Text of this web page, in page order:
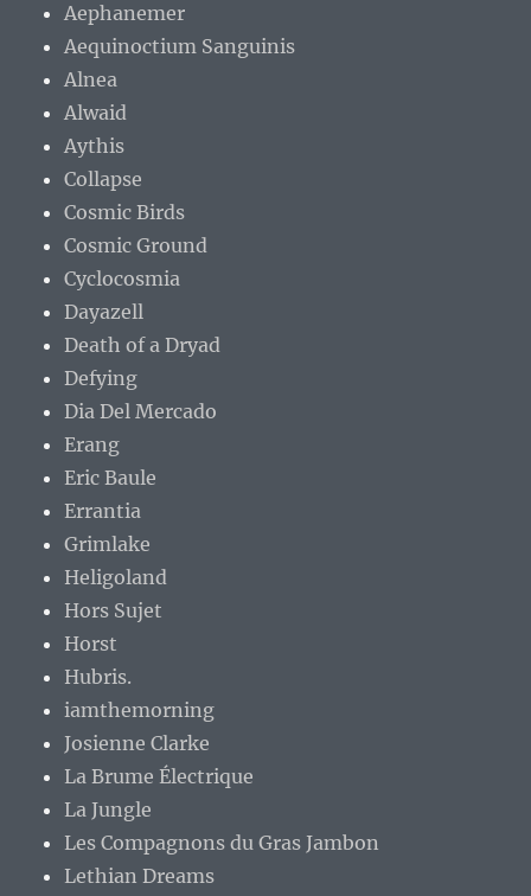
Aephanemer
Aequinoctium Sanguinis
Alnea
Alwaid
Aythis
Collapse
Cosmic Birds
Cosmic Ground
Cyclocosmia
Dayazell
Death of a Dryad
Defying
Dia Del Mercado
Erang
Eric Baule
Errantia
Grimlake
Heligoland
Hors Sujet
Horst
Hubris.
iamthemorning
Josienne Clarke
La Brume Électrique
La Jungle
Les Compagnons du Gras Jambon
Lethian Dreams